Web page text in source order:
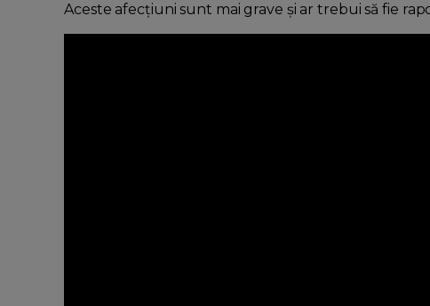
Aceste afecțiuni sunt mai grave și ar trebui să fie